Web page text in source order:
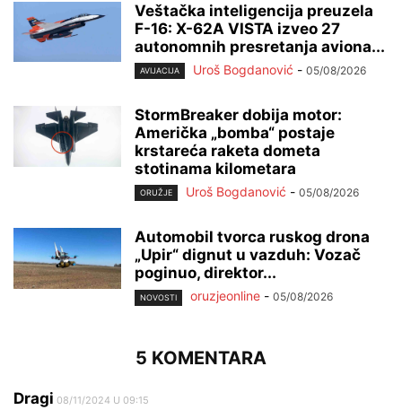
Veštačka inteligencija preuzela
F-16: X-62A VISTA izveo 27
autonomnih presretanja aviona...
AVIJACIJA Uroš Bogdanović - 05/08/2026
StormBreaker dobija motor:
Američka „bomba“ postaje
krstareća raketa dometa
stotinama kilometara
ORUŽJE Uroš Bogdanović - 05/08/2026
Automobil tvorca ruskog drona
„Upir“ dignut u vazduh: Vozač
poginuo, direktor...
NOVOSTI oruzjeonline - 05/08/2026
5 KOMENTARA
Dragi 08/11/2024 U 09:15